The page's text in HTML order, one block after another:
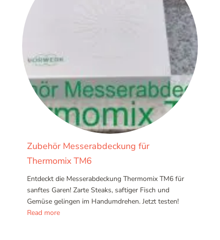
Zubehör Messerabdeckung für
Thermomix TM6
Entdeckt die Messerabdeckung Thermomix TM6 für
sanftes Garen! Zarte Steaks, saftiger Fisch und
Gemüse gelingen im Handumdrehen. Jetzt testen!
Read more